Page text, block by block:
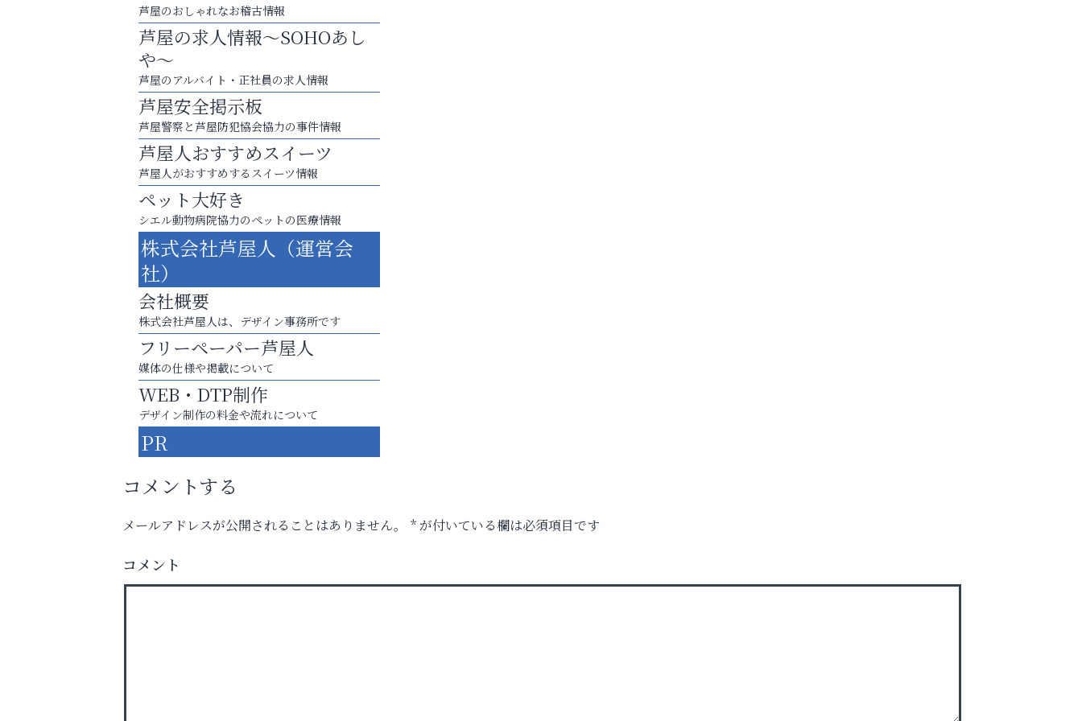
芦屋・西宮・神戸の新店舗PRやリニューアル告
知などお気軽にご相談ください。
芦屋インターナショナルスク
ール
英語で育つ、世界が広がる！
芦屋のおしゃれなお稽古情報
芦屋の求人情報～SOHOあし
や～
芦屋のアルバイト・正社員の求人情報
芦屋安全掲示板
芦屋警察と芦屋防犯協会協力の事件情報
芦屋人おすすめスイーツ
芦屋人がおすすめするスイーツ情報
ペット大好き
シエル動物病院協力のペットの医療情報
株式会社芦屋人（運営会
社）
会社概要
株式会社芦屋人は、デザイン事務所です
フリーペーパー芦屋人
媒体の仕様や掲載について
WEB・DTP制作
デザイン制作の料金や流れについて
PR
コメントする
メールアドレスが公開されることはありません。 *が付いている欄は必須項目です
コメント